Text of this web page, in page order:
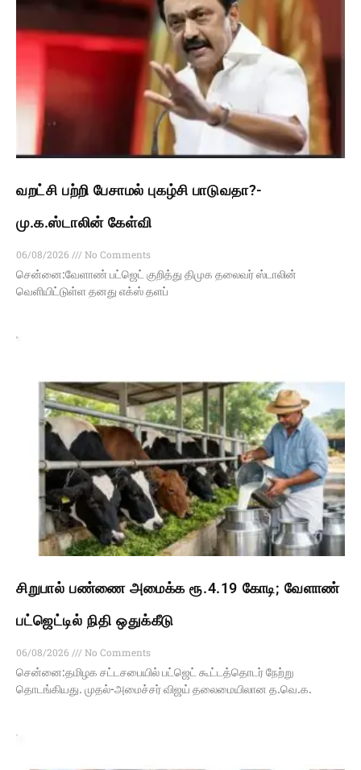
வறட்சி பற்றி பேசாமல் புகழ்சி பாடுவதா?-
மு.க.ஸ்டாலின் கேள்வி
06/08/2026
No Comments
சென்னை:வேளாண் பட்ஜெட் குறித்து திமுக தலைவர் ஸ்டாலின்
வெளியிட்டுள்ள தனது எக்ஸ் தளப்
சிறுபால் பண்ணை அமைக்க ரூ.4.19 கோடி; வேளாண்
பட்ஜெட்டில் நிதி ஒதுக்கீடு
06/08/2026
No Comments
சென்னை:தமிழக சட்டசபையில் பட்ஜெட் கூட்டத்தொடர் நேற்று
தொடங்கியது. முதல்-அமைச்சர் விஜய் தலைமையிலான த.வெ.க.